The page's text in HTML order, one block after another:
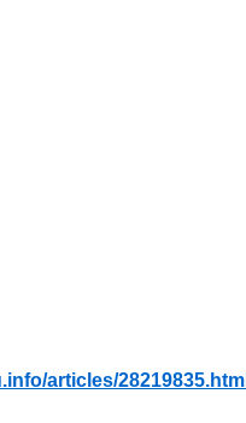
articles/28219835.html